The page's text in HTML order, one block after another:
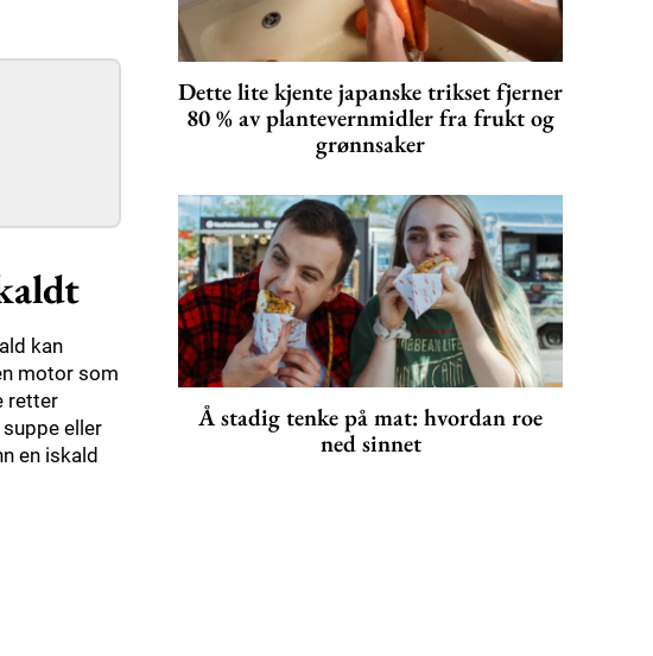
kan
motor som
retter
eller
en iskald
Dette lite kjente japanske trikset fjerner
80 % av plantevernmidler fra frukt og
grønnsaker
Å stadig tenke på mat: hvordan roe
ned sinnet